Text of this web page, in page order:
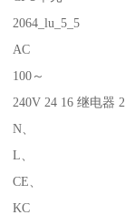
2064_lu_5_5
AC
100～
240V 24 16 继电器
N、
L、
CE、
KC